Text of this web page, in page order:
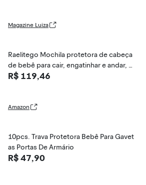
Magazine Luiza
Raelitego Mochila protetora de cabeça
de bebê para cair, engatinhar e andar, a
rnês essencial para bebês, coala, capac
R$ 119,46
Amazon
10pcs. Trava Protetora Bebê Para Gavet
as Portas De Armário
R$ 47,90